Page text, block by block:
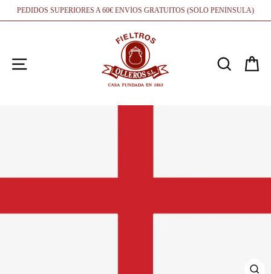
directamente
al
PEDIDOS SUPERIORES A 60€ ENVÍOS GRATUITOS (SOLO PENÍNSULA)